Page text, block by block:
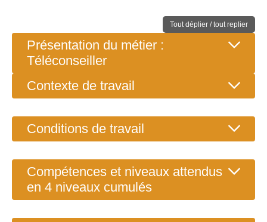
Tout déplier / tout replier
Présentation du métier :
Téléconseiller
Contexte de travail
Conditions de travail
Compétences et niveaux attendus
en 4 niveaux cumulés